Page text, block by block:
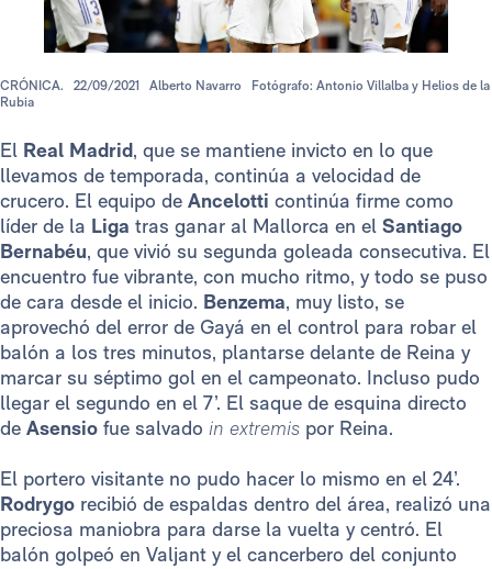
CRÓNICA. 22/09/2021 Alberto Navarro
Fotógrafo: Antonio Villalba y Helios de la
Rubia
El Real Madrid, que se mantiene invicto en lo que
llevamos de temporada, continúa a velocidad de
crucero. El equipo de Ancelotti continúa firme como
líder de la Liga tras ganar al Mallorca en el Santiago
Bernabéu, que vivió su segunda goleada consecutiva. El
encuentro fue vibrante, con mucho ritmo, y todo se puso
de cara desde el inicio. Benzema, muy listo, se
aprovechó del error de Gayá en el control para robar el
balón a los tres minutos, plantarse delante de Reina y
marcar su séptimo gol en el campeonato. Incluso pudo
llegar el segundo en el 7’. El saque de esquina directo
de Asensio fue salvado in extremis por Reina.
El portero visitante no pudo hacer lo mismo en el 24’.
Rodrygo recibió de espaldas dentro del área, realizó una
preciosa maniobra para darse la vuelta y centró. El
balón golpeó en Valjant y el cancerbero del conjunto